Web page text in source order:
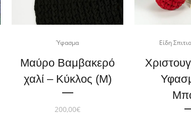
Ύφασμα
Μαύρο Bαμβακερό
χαλί – Κύκλος (Μ)
200,00€
Είδη